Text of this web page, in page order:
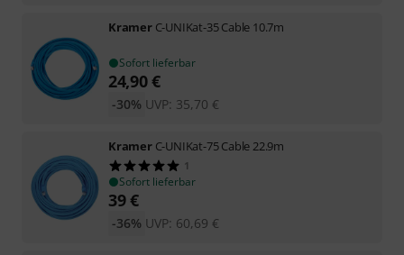
Kramer C-UNIKat-35 Cable 10.7m
Sofort lieferbar
24,90€
UVP: 35,70 €
-30%
Kramer C-UNIKat-75 Cable 22.9m
1
Sofort lieferbar
39€
UVP: 60,69 €
-36%